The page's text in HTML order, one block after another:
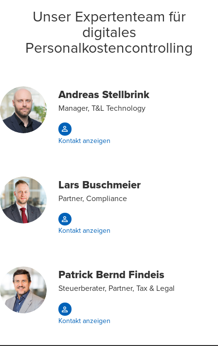
Unser Expertenteam für
digitales
Personalkostencontrolling
Andreas Stellbrink
Manager, T&L Technology
Kontakt anzeigen
Lars Buschmeier
Partner, Compliance
Kontakt anzeigen
Patrick Bernd Findeis
Steuerberater, Partner, Tax & Legal
Kontakt anzeigen